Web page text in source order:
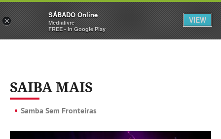
Sábado Assine Iniciar Sessão
SAIBA MAIS
Samba Sem Fronteiras
×
SÁBADO Online
Medialivre
FREE - In Google Play
VIEW